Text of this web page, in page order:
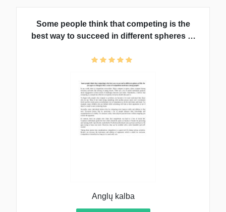
Some people think that competing is the
best way to succeed in different spheres of
competition motivates young people?
Anglų kalba